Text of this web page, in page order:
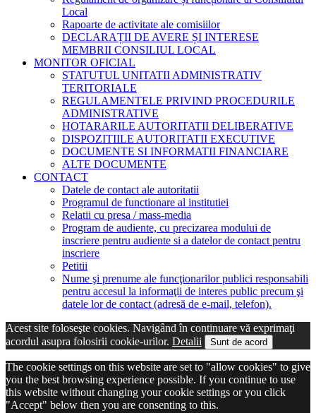
Local
Rapoarte de activitate ale comisiilor
DECLARAȚII DE AVERE ȘI INTERESE
MEMBRII CONSILIUL LOCAL
MONITOR OFICIAL
STATUTUL UNITATII ADMINISTRATIV
TERITORIALE
REGULAMENTELE PRIVIND PROCEDURILE
ADMINISTRATIVE
HOTARARILE AUTORITATII DELIBERATIVE
DISPOZITIILE AUTORITATII EXECUTIVE
DOCUMENTE SI INFORMATII FINANCIARE
ALTE DOCUMENTE
CONTACT
Datele de contact ale autoritatii
Programul de functionare al institutiei
Relatii cu presa / mass-media
Program de audiente, cu precizarea modului de
inscriere pentru audiente si a datelor de contact pentru
inscriere
Petitii
Nume şi prenume ale funcţionarilor publici responsabili
pentru accesul la informaţii de interes public precum şi
datele lor de contact (adresă de e-mail, telefon).
Acest site foloseşte cookies. Navigând în continuare vă exprimaţi
acordul asupra folosirii cookie-urilor. Detalii Sunt de acord
The cookie settings on this website are set to "allow cookies" to give
you the best browsing experience possible. If you continue to use
this website without changing your cookie settings or you click
"Accept" below then you are consenting to this.